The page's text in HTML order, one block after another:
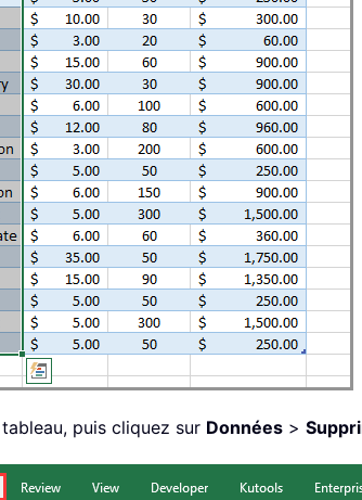
puis cliquez sur Données >